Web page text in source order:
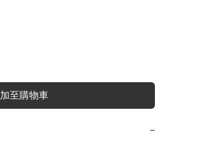
加至購物車
−